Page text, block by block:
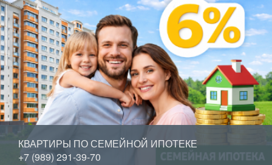
КВАРТИРЫ ПО СЕМЕЙНОЙ ИПОТЕКЕ
+7 (989) 291-39-70